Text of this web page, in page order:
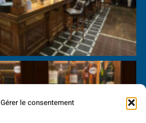
Gérer le consentement